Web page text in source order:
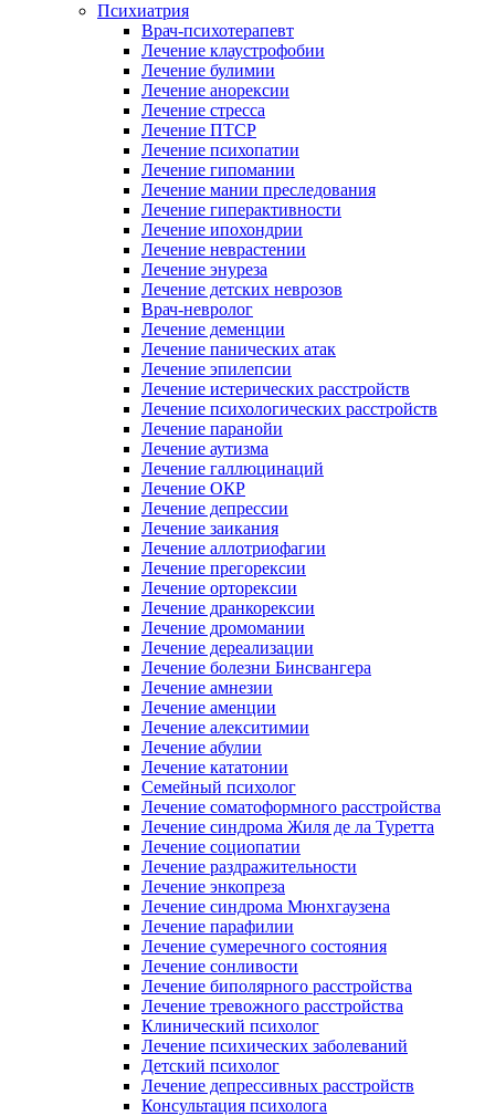
Психиатрия
Врач-психотерапевт
Лечение клаустрофобии
Лечение булимии
Лечение анорексии
Лечение стресса
Лечение ПТСР
Лечение психопатии
Лечение гипомании
Лечение мании преследования
Лечение гиперактивности
Лечение ипохондрии
Лечение неврастении
Лечение энуреза
Лечение детских неврозов
Врач-невролог
Лечение деменции
Лечение панических атак
Лечение эпилепсии
Лечение истерических расстройств
Лечение психологических расстройств
Лечение паранойи
Лечение аутизма
Лечение галлюцинаций
Лечение ОКР
Лечение депрессии
Лечение заикания
Лечение аллотриофагии
Лечение прегорексии
Лечение орторексии
Лечение дранкорексии
Лечение дромомании
Лечение дереализации
Лечение болезни Бинсвангера
Лечение амнезии
Лечение аменции
Лечение алекситимии
Лечение абулии
Лечение кататонии
Семейный психолог
Лечение соматоформного расстройства
Лечение синдрома Жиля де ла Туретта
Лечение социопатии
Лечение раздражительности
Лечение энкопреза
Лечение синдрома Мюнхгаузена
Лечение парафилии
Лечение сумеречного состояния
Лечение сонливости
Лечение биполярного расстройства
Лечение тревожного расстройства
Клинический психолог
Лечение психических заболеваний
Детский психолог
Лечение депрессивных расстройств
Консультация психолога